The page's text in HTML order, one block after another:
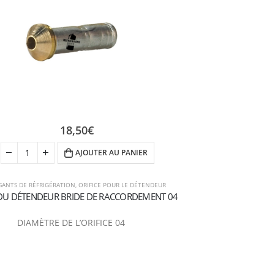
DE RÉFRIGÉRATION ORIFICE POUR LE DÉTENDEUR
DÉTENDEUR BRIDE DE RACCORDEMENT 04
DIAMÈTRE DE L’ORIFICE 04
18,50€
AJOUTER AU PANIER